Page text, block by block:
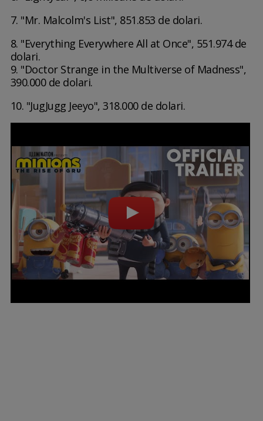
7. "Mr. Malcolm's List", 851.853 de dolari.
8. "Everything Everywhere All at Once", 551.974 de
dolari.
9. "Doctor Strange in the Multiverse of Madness",
390.000 de dolari.
10. "JugJugg Jeeyo", 318.000 de dolari.